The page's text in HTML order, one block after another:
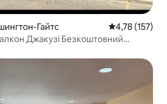
Гайтс Середня
4,78 (157)
Джакузі Безкоштовний